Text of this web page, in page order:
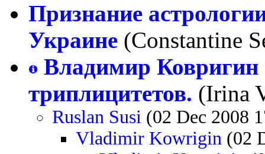
Признание
Украине (Constantine
Владимир Ковригин
триплицитетов. (Irina
Ruslan Susi (02 Dec 2008
Vladimir Kowrigin (02